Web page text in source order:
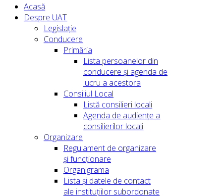
Acasă
Despre UAT
Legislație
Conducere
Primăria
Lista persoanelor din
conducere şi agenda de
lucru a acestora
Consiliul Local
Listă consilieri locali
Agenda de audiențe a
consilierilor locali
Organizare
Regulament de organizare
și funcționare
Organigrama
Lista și datele de contact
ale instituțiilor subordonate